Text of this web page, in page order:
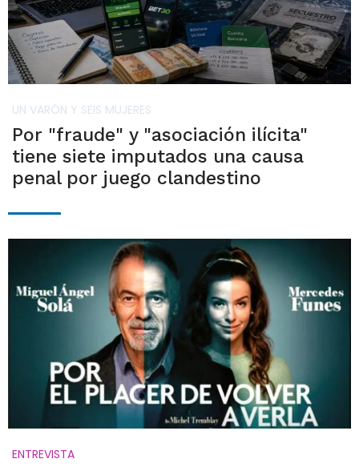
UN VARÓN Y SEIS MUJERES
Por "fraude" y "asociación ilícita"
tiene siete imputados una causa
penal por juego clandestino
ENTREVISTA